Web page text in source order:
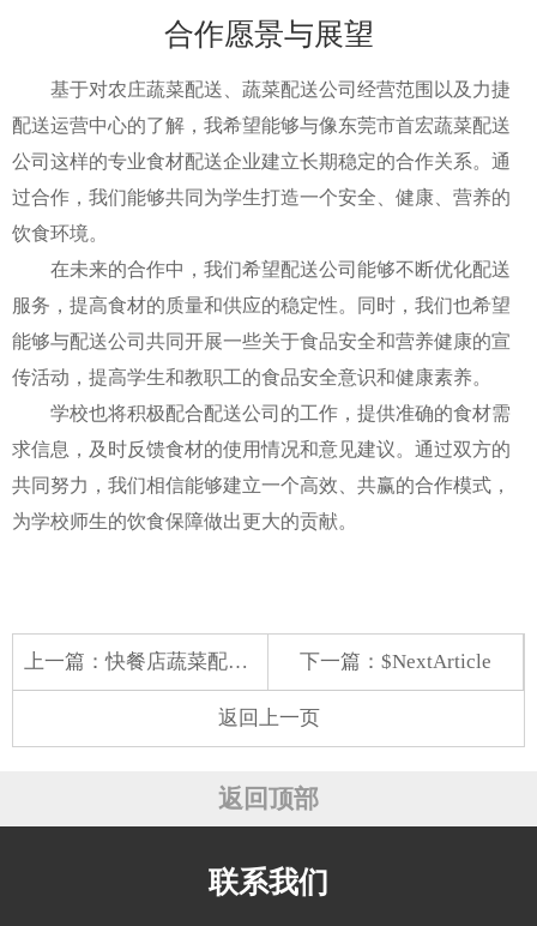
合作愿景与展望
基于对农庄蔬菜配送、蔬菜配送公司经营范围以及力捷
配送运营中心的了解，我希望能够与像东莞市首宏蔬菜配送
公司这样的专业食材配送企业建立长期稳定的合作关系。通
过合作，我们能够共同为学生打造一个安全、健康、营养的
饮食环境。
在未来的合作中，我们希望配送公司能够不断优化配送
服务，提高食材的质量和供应的稳定性。同时，我们也希望
能够与配送公司共同开展一些关于食品安全和营养健康的宣
传活动，提高学生和教职工的食品安全意识和健康素养。
学校也将积极配合配送公司的工作，提供准确的食材需
求信息，及时反馈食材的使用情况和意见建议。通过双方的
共同努力，我们相信能够建立一个高效、共赢的合作模式，
为学校师生的饮食保障做出更大的贡献。
上一篇：快餐店蔬菜配送的选择与体验 下一篇：$NextArticle
返回上一页
返回顶部
联系我们